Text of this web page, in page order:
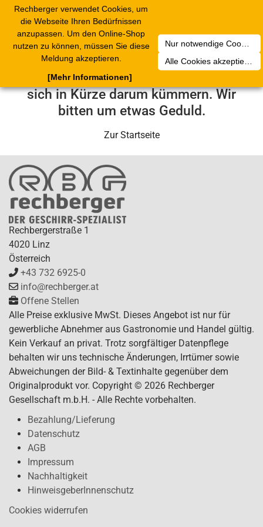
Rechberger verwendet Cookies, um
die Webseite Ihren Bedürfnissen
anzupassen. Um den Online-Shop
nutzen zu können, müssen Sie diese
Meldung akzeptieren.
Nur notwendige Cookies akzeptieren
Alle Cookies akzeptieren
[Mehr Informationen]
Leider ist ein technischer Fehler
aufgetreten. Unser Service-Team wird
sich in Kürze darum kümmern. Wir
bitten um etwas Geduld.
Zur Startseite
Rechbergerstraße 1
4020 Linz
Österreich
+43 732 6925-0
info@rechberger.at
Offene Stellen
Alle Preise exklusive MwSt. Dieses Angebot ist nur für
gewerbliche Abnehmer aus Gastronomie und Handel gültig.
Kein Verkauf an privat. Trotz sorgfältiger Datenpflege
behalten wir uns technische Änderungen, Irrtümer sowie
Abweichungen der Bild- & Textinhalte gegenüber dem
Originalprodukt vor. Copyright © 2026 Rechberger
Gesellschaft m.b.H. - Alle Rechte vorbehalten.
Bezahlung/Lieferung
Datenschutz
AGB
Impressum
Nachhaltigkeit
HinweisgeberInnenschutz
Cookies widerrufen